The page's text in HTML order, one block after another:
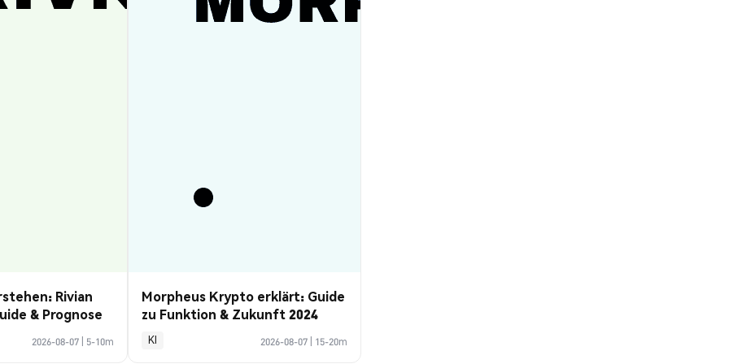
Rivian
& Prognose
2026-08-07 5-10m
Morpheus Krypto erklärt: Guide
zu Funktion & Zukunft 2024
KI 2026-08-07 15-20m